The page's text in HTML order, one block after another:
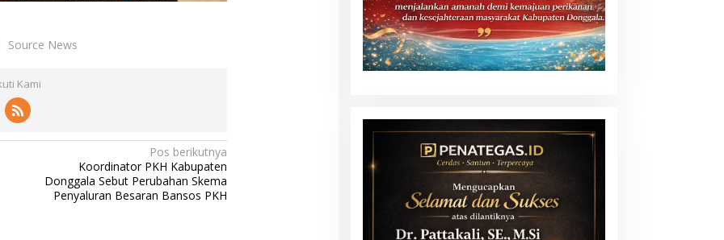
Source News
Kami
Pos berikutnya
Koordinator PKH Kabupaten
Donggala Sebut Perubahan Skema
Penyaluran Besaran Bansos PKH